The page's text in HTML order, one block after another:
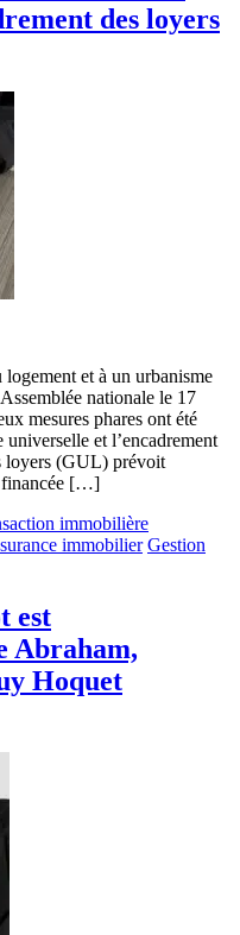
des loyers
et à un urbanisme
nationale le 17
mesures phares ont été
et l’encadrement
loyers (GUL) prévoit
financée […]
immobilière
immobilier Gestion
est
Abraham,
Hoquet